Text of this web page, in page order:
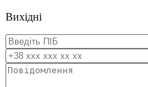
Вихідні